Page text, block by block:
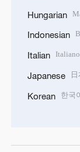
Hungarian
Indonesian
Italian Italiano
Japanese
Korean 한국